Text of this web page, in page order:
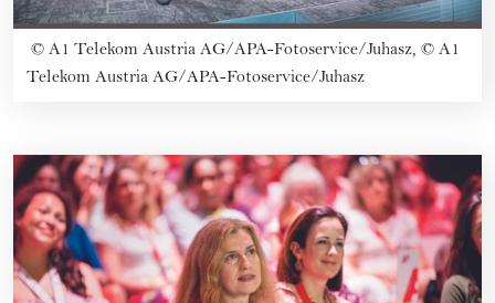
© A1 Telekom Austria AG/APA-Fotoservice/Juhasz, © A1
Telekom Austria AG/APA-Fotoservice/Juhasz